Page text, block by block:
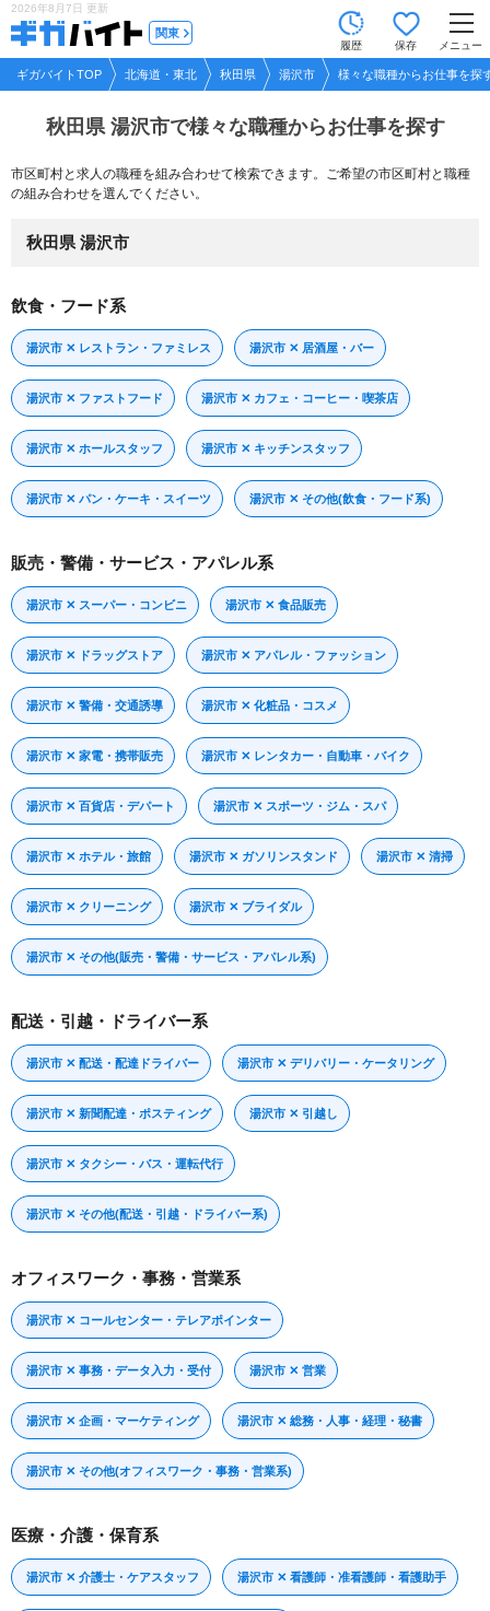
2026年8月7日 更新
関東
履歴 保存 メニュー
ギガバイトTOP 北海道・東北 秋田県 湯沢市 様々な職種からお仕事を探
秋田県 湯沢市で様々な職種からお仕事を探す
市区町村と求人の職種を組み合わせて検索できます。ご希望の市区町村と職種
の組み合わせを選んでください。
秋田県 湯沢市
飲食・フード系
湯沢市 ✕ レストラン・ファミレス 湯沢市 ✕ 居酒屋・バー
湯沢市 ✕ ファストフード 湯沢市 ✕ カフェ・コーヒー・喫茶店
湯沢市 ✕ ホールスタッフ 湯沢市 ✕ キッチンスタッフ
湯沢市 ✕ パン・ケーキ・スイーツ 湯沢市 ✕ その他(飲食・フード系)
販売・警備・サービス・アパレル系
湯沢市 ✕ スーパー・コンビニ 湯沢市 ✕ 食品販売
湯沢市 ✕ ドラッグストア 湯沢市 ✕ アパレル・ファッション
湯沢市 ✕ 警備・交通誘導 湯沢市 ✕ 化粧品・コスメ
湯沢市 ✕ 家電・携帯販売 湯沢市 ✕ レンタカー・自動車・バイク
湯沢市 ✕ 百貨店・デパート 湯沢市 ✕ スポーツ・ジム・スパ
湯沢市 ✕ ホテル・旅館 湯沢市 ✕ ガソリンスタンド 湯沢市 ✕ 清掃
湯沢市 ✕ クリーニング 湯沢市 ✕ ブライダル
湯沢市 ✕ その他(販売・警備・サービス・アパレル系)
配送・引越・ドライバー系
湯沢市 ✕ 配送・配達ドライバー 湯沢市 ✕ デリバリー・ケータリング
湯沢市 ✕ 新聞配達・ポスティング 湯沢市 ✕ 引越し
湯沢市 ✕ タクシー・バス・運転代行
湯沢市 ✕ その他(配送・引越・ドライバー系)
オフィスワーク・事務・営業系
湯沢市 ✕ コールセンター・テレアポインター
湯沢市 ✕ 事務・データ入力・受付 湯沢市 ✕ 営業
湯沢市 ✕ 企画・マーケティング 湯沢市 ✕ 総務・人事・経理・秘書
湯沢市 ✕ その他(オフィスワーク・事務・営業系)
医療・介護・保育系
湯沢市 ✕ 介護士・ケアスタッフ 湯沢市 ✕ 看護師・准看護師・看護助手